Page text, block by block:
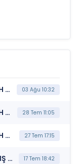
***ISKPL*** BORSA İSTANBUL BISTECH DEVRE KESİCİ UYGULAMASI (Pay Bazında Devre Kesici Bildirimi) 03 Ağu 10:32
***ISKPL*** BORSA İSTANBUL BISTECH DEVRE KESİCİ UYGULAMASI (Pay Bazında Devre Kesici Bildirimi) 28 Tem 11:05
***ISKPL*** BORSA İSTANBUL BISTECH DEVRE KESİCİ UYGULAMASI (Pay Bazında Devre Kesici Bildirimi) 27 Tem 17:15
***ISKPL*** IŞIK PLASTİK SANAYİ VE DIŞ TİCARET PAZARLAMA A.Ş. (Olağan Dışı Fiyat ve Miktar Hareketleri) 17 Tem 18:42